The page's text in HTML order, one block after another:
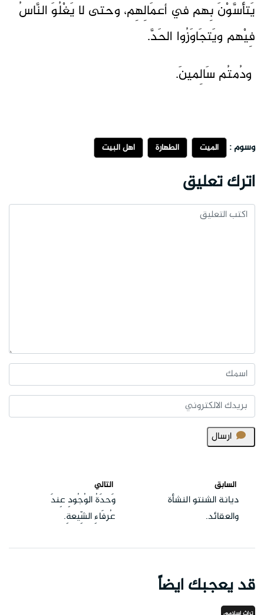
يَتأسَّوْنَ بِهم في أعمَالِهِم، وحتى لا يَغْلُوَ النَّاسُ
فِيْهم ويَتجَاوَزُوا الحَدَّ.
ودُمتُم سَالِمينَ.
وسوم : الميت الطهارة أهل البيت
اترك تعليق
ارسال
السابق
ديانة الشنتو النشأة
والعقائد.
التالي
وَحدَةُ الوُجُودِ عِندَ
عُرفَاءِ الشِّيعةِ.
قد يعجبك ايضاً